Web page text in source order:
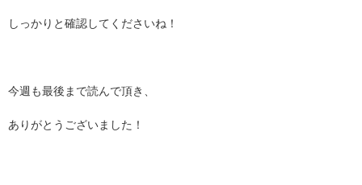
しっかりと確認してくださいね！
今週も最後まで読んで頂き、
ありがとうございました！